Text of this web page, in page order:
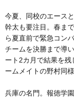
今夏、同校のエース
幹太も要注目。春ま
ら夏直前で緊急コン
チームを決勝まで導
ート2カ月で結果を
ームメイトの野村同
兵庫の名門。報徳学